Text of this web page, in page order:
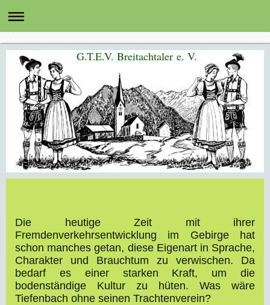
G.T.E.V. Breitachtaler e. V.
Die heutige Zeit mit ihrer
Fremdenverkehrsentwicklung im Gebirge hat
schon manches getan, diese Eigenart in Sprache,
Charakter und Brauchtum zu verwischen. Da
bedarf es einer starken Kraft, um die
bodenständige Kultur zu hüten. Was wäre
Tiefenbach ohne seinen Trachtenverein?